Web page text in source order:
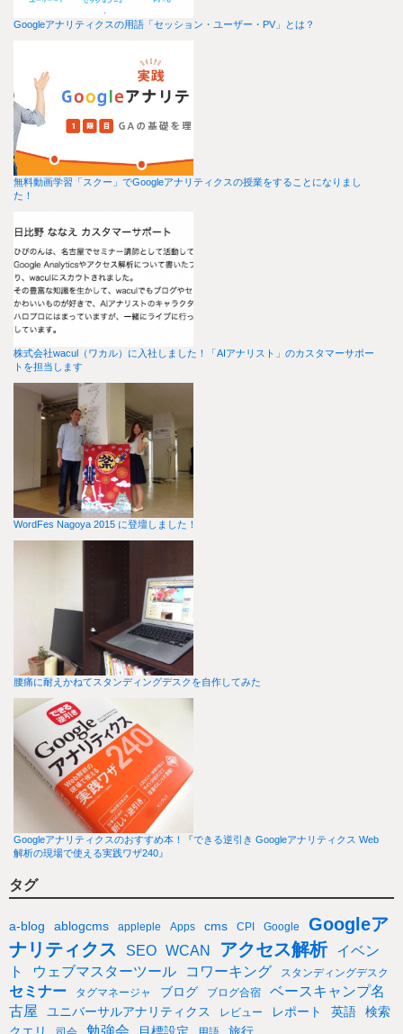
Googleアナリティクスの用語「セッション・ユーザー・PV」とは？
無料動画学習「スクー」でGoogleアナリティクスの授業をすることになりまし
た！
株式会社wacul（ワカル）に入社しました！「AIアナリスト」のカスタマーサポー
トを担当します
WordFes Nagoya 2015 に登壇しました！
腰痛に耐えかねてスタンディングデスクを自作してみた
Googleアナリティクスのおすすめ本！『できる逆引き Googleアナリティクス Web
解析の現場で使える実践ワザ240』
タグ
a-blog ablogcms appleple Apps cms CPI Google
Googleア
ナリティクス
SEO WCAN アクセス解析
イベン
ト
ウェブマスターツール コワーキング スタンディングデスク
セミナー タグマネージャ ブログ ブログ合宿
ベースキャンプ名
古屋
ユニバーサルアナリティクス レビュー レポート 英語
検索